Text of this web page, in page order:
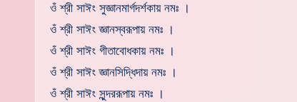
ওঁ শ্রী সাঈং সুজ্ঞানমার্গদর্শকায় নমঃ ।
ওঁ শ্রী সাঈং জ্ঞানস্বরূপায় নমঃ ।
ওঁ শ্রী সাঈং গীতাবোধকায় নমঃ ।
ওঁ শ্রী সাঈং জ্ঞানসিদ্ধিদায় নমঃ ।
ওঁ শ্রী সাঈং সুন্দররূপায় নমঃ ।